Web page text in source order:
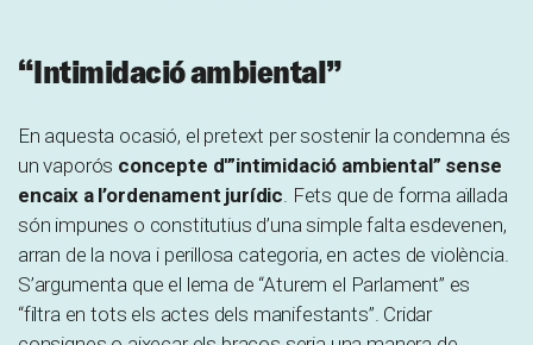
“Intimidació ambiental”
En aquesta ocasió, el pretext per sostenir la condemna és
un vaporós concepte d'”intimidació ambiental” sense
encaix a l’ordenament jurídic. Fets que de forma aïllada
són impunes o constitutius d’una simple falta esdevenen,
arran de la nova i perillosa categoria, en actes de violència.
S’argumenta que el lema de “Aturem el Parlament” es
“filtra en tots els actes dels manifestants”. Cridar